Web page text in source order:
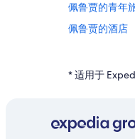
佩鲁贾的青年
佩鲁贾的酒店
阿西尼的酒店
阿夸斯帕塔的
彼得里尼亚诺
* 适用于